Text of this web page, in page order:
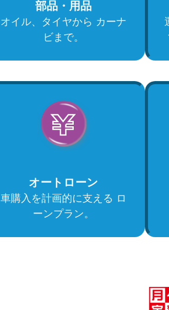
部品・用品
オイル、タイヤから カーナ
ビまで。
オートローン
車購入を計画的に支える ロ
ーンプラン。